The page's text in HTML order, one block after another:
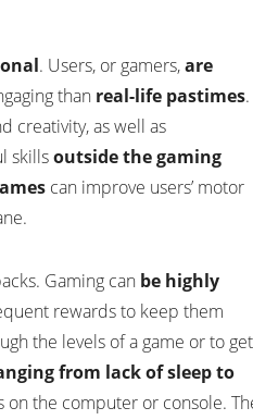
. Users, or gamers,are
than real-life pastimes.
creativity, as well as
skillsoutside the gaming
can improve users’ motor
Gaming can be highly
rewards to keep them
the levels of a game or to
from lack of sleep to
the computer or console.